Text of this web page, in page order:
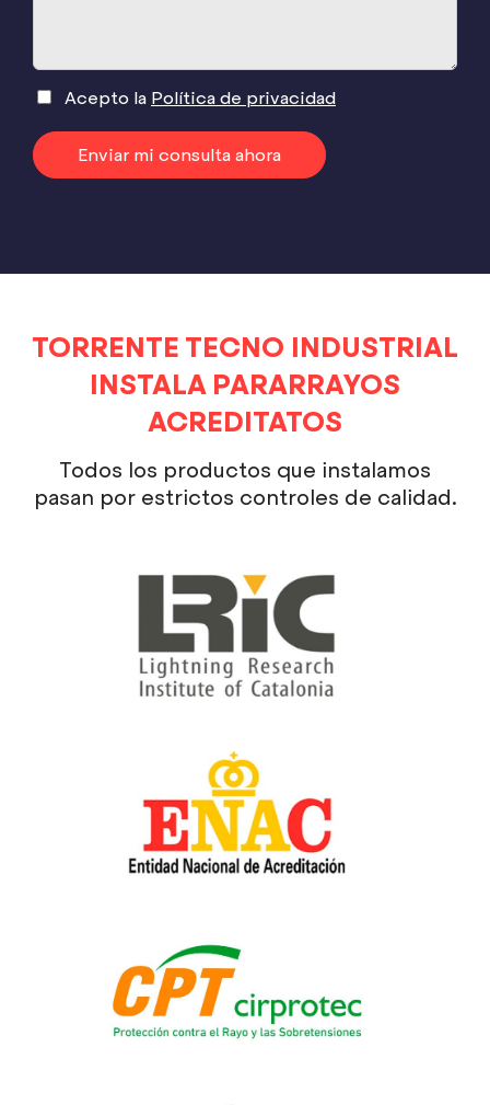
Acepto la Política de privacidad
Enviar mi consulta ahora
TORRENTE TECNO INDUSTRIAL
INSTALA PARARRAYOS
ACREDITATOS
Todos los productos que instalamos
pasan por estrictos controles de calidad.